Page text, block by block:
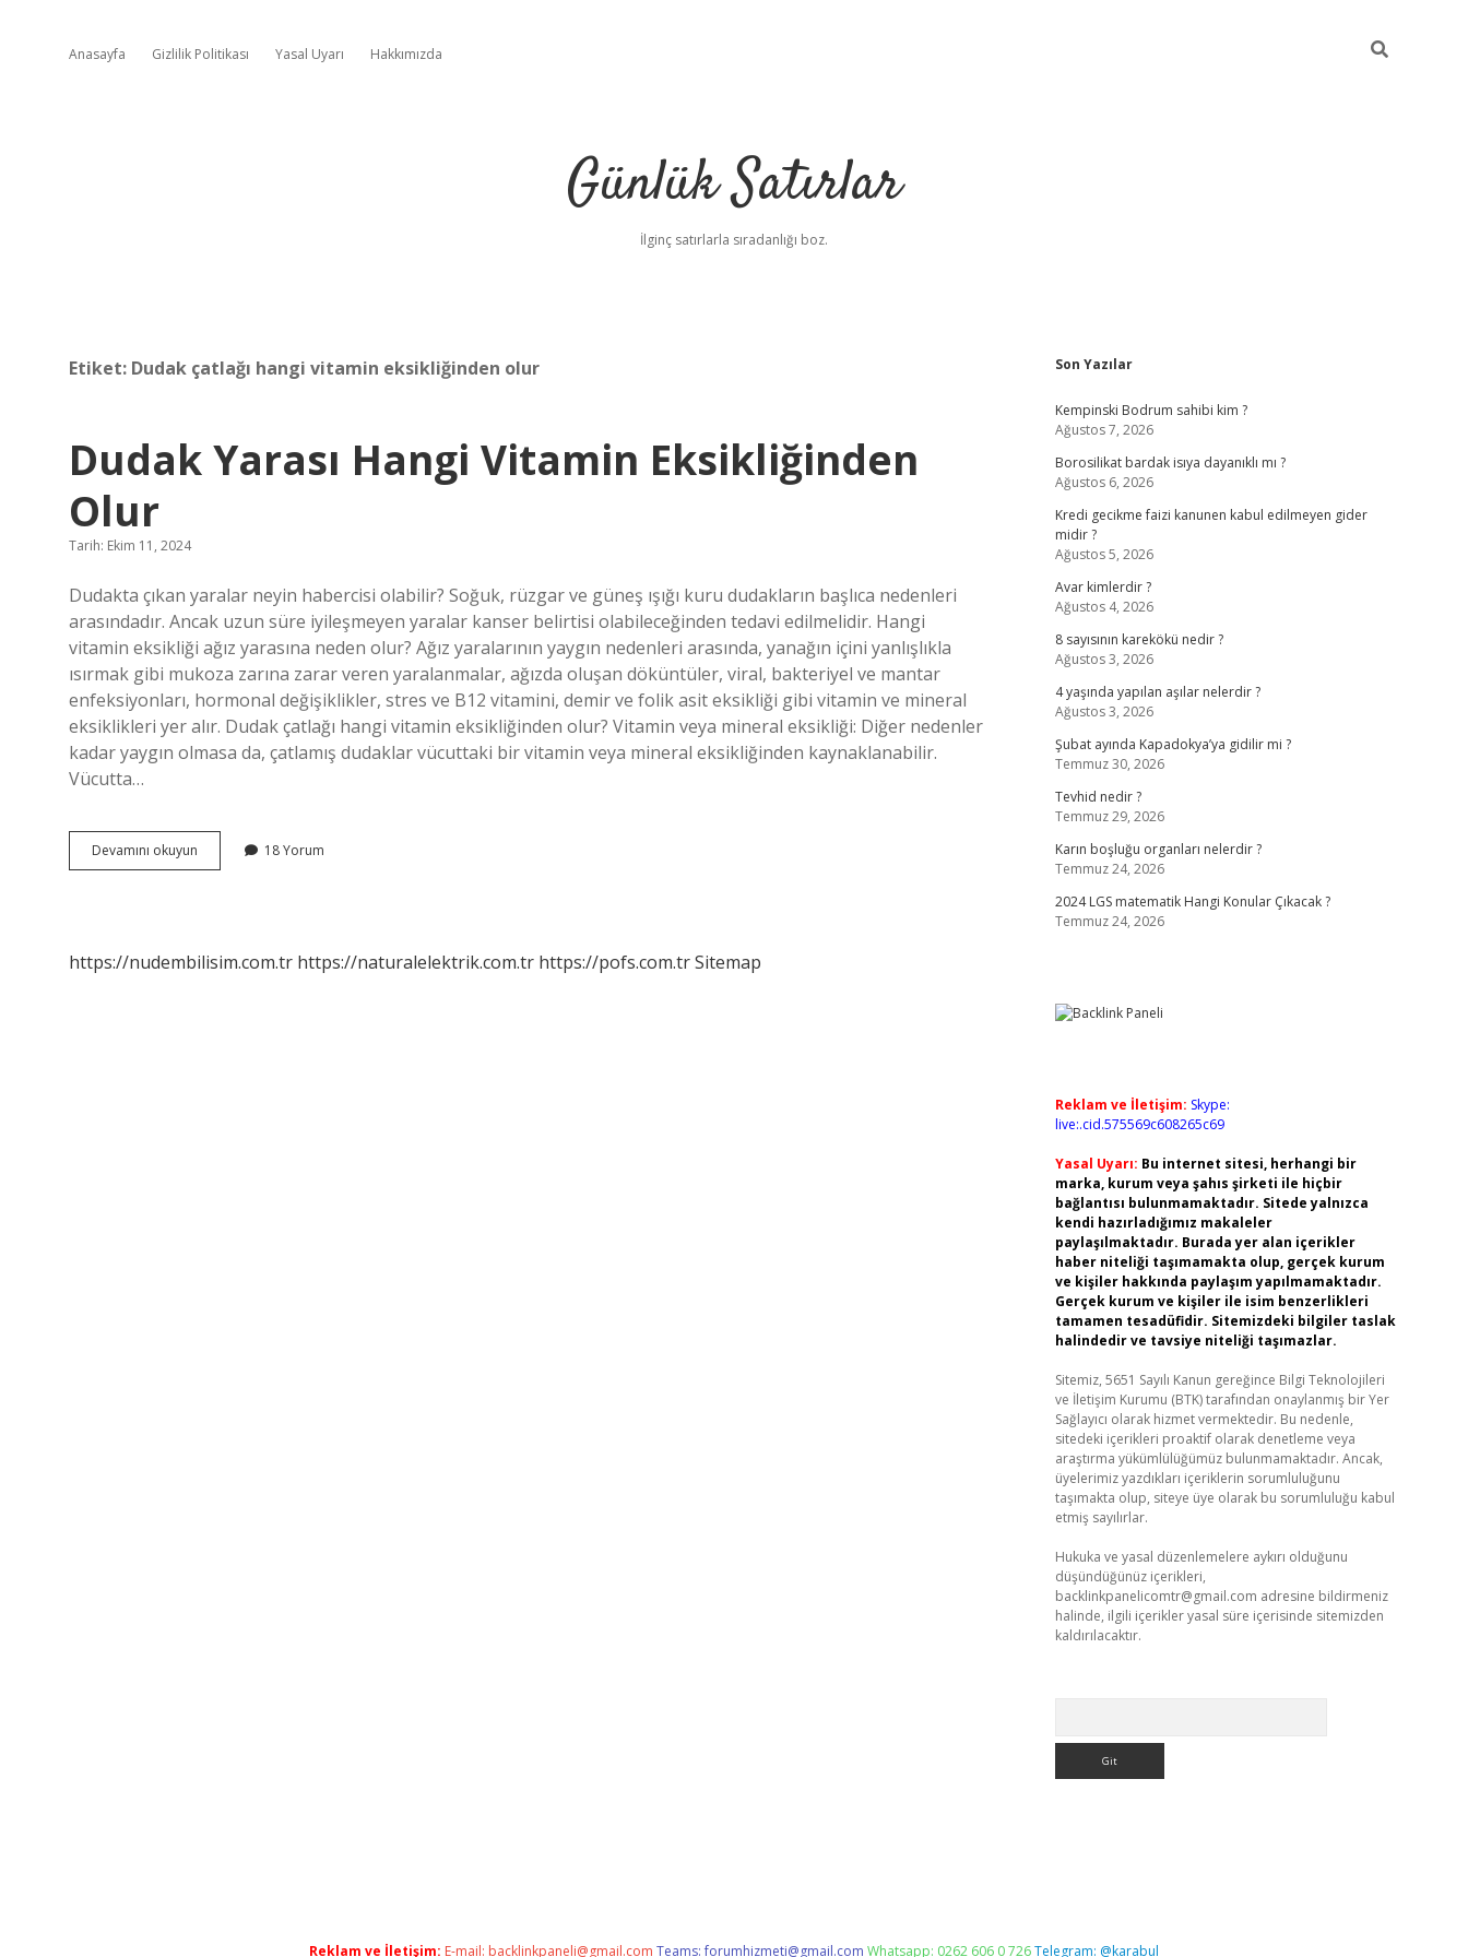
Anasayfa Gizlilik Politikası Yasal Uyarı Hakkımızda
Günlük Satırlar
İlginç satırlarla sıradanlığı boz.
Etiket: Dudak çatlağı hangi vitamin eksikliğinden olur
Dudak Yarası Hangi Vitamin Eksikliğinden
Olur
Tarih: Ekim 11, 2024
Dudakta çıkan yaralar neyin habercisi olabilir? Soğuk, rüzgar ve güneş ışığı kuru dudakların başlıca nedenleri
arasındadır. Ancak uzun süre iyileşmeyen yaralar kanser belirtisi olabileceğinden tedavi edilmelidir. Hangi
vitamin eksikliği ağız yarasına neden olur? Ağız yaralarının yaygın nedenleri arasında, yanağın içini yanlışlıkla
ısırmak gibi mukoza zarına zarar veren yaralanmalar, ağızda oluşan döküntüler, viral, bakteriyel ve mantar
enfeksiyonları, hormonal değişiklikler, stres ve B12 vitamini, demir ve folik asit eksikliği gibi vitamin ve mineral
eksiklikleri yer alır. Dudak çatlağı hangi vitamin eksikliğinden olur? Vitamin veya mineral eksikliği: Diğer nedenler
kadar yaygın olmasa da, çatlamış dudaklar vücuttaki bir vitamin veya mineral eksikliğinden kaynaklanabilir.
Vücutta…
Devamını okuyun
Yarası
18 Yorum
https://nudembilisim.com.tr https://naturalelektrik.com.tr https://pofs.com.trSitemap
Sidebar
Son Yazılar
Kempinski Bodrum sahibi kim ?
Ağustos 7, 2026
Borosilikat bardak isıya dayanıklı mı ?
Ağustos 6, 2026
Kredi gecikme faizi kanunen kabul edilmeyen gider
midir ?
Ağustos 5, 2026
Avar kimlerdir ?
Ağustos 4, 2026
8 sayısının karekökü nedir ?
Ağustos 3, 2026
4 yaşında yapılan aşılar nelerdir ?
Ağustos 3, 2026
Şubat ayında Kapadokya’ya gidilir mi ?
Temmuz 30, 2026
Tevhid nedir ?
Temmuz 29, 2026
Karın boşluğu organları nelerdir ?
Temmuz 24, 2026
2024 LGS matematik Hangi Konular Çıkacak ?
Temmuz 24, 2026
Reklam ve İletişim: Skype:
live:.cid.575569c608265c69
Yasal Uyarı: Bu internet sitesi, herhangi bir
marka, kurum veya şahıs şirketi ile hiçbir
bağlantısı bulunmamaktadır. Sitede yalnızca
kendi hazırladığımız makaleler
paylaşılmaktadır. Burada yer alan içerikler
haber niteliği taşımamakta olup, gerçek kurum
ve kişiler hakkında paylaşım yapılmamaktadır.
Gerçek kurum ve kişiler ile isim benzerlikleri
tamamen tesadüfidir. Sitemizdeki bilgiler taslak
halindedir ve tavsiye niteliği taşımazlar.
Sitemiz, 5651 Sayılı Kanun gereğince Bilgi Teknolojileri
ve İletişim Kurumu (BTK) tarafından onaylanmış bir Yer
Sağlayıcı olarak hizmet vermektedir. Bu nedenle,
sitedeki içerikleri proaktif olarak denetleme veya
araştırma yükümlülüğümüz bulunmamaktadır. Ancak,
üyelerimiz yazdıkları içeriklerin sorumluluğunu
taşımakta olup, siteye üye olarak bu sorumluluğu kabul
etmiş sayılırlar.
Hukuka ve yasal düzenlemelere aykırı olduğunu
düşündüğünüz içerikleri,
backlinkpanelicomtr@gmail.com adresine bildirmeniz
halinde, ilgili içerikler yasal süre içerisinde sitemizden
kaldırılacaktır.
Reklam ve İletişim: E-mail: backlinkpaneli@gmail.com Teams:forumhizmeti@gmail.com Whatsapp: 0262 606 0 726Telegram: @karabul